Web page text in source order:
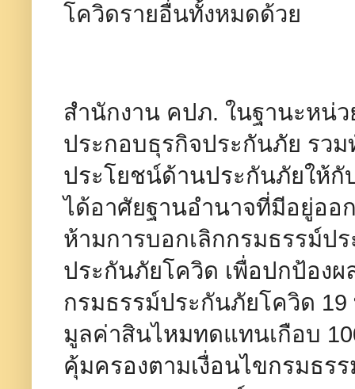
โควิดรายอื่นทั้งหมดด้วย
สำนักงาน คปภ. ในฐานะหน่ว
ประกอบธุรกิจประกันภัย รว
ประโยชน์ด้านประกันภัยให้กั
ได้อาศัยฐานอำนาจที่มีอยู่ออ
ห้ามการบอกเลิกกรมธรรม์ป
ประกันภัยโควิด เพื่อปกป้อง
กรมธรรม์ประกันภัยโควิด
มูลค่าสินไหมทดแทนเกือบ
คุ้มครองตามเงื่อนไขกรมธร